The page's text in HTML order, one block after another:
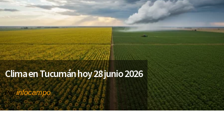
Clima en Tucumán hoy 28 junio 2026
Porinfocampo